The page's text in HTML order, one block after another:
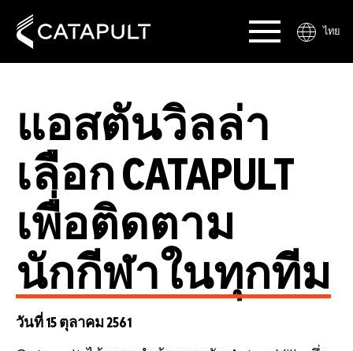
ไทย
แอสตันวิลล่า
เลือก CATAPULT
เพื่อติดตาม
นักกีฬาในทุกทีม
วันที่ 15 ตุลาคม 2561